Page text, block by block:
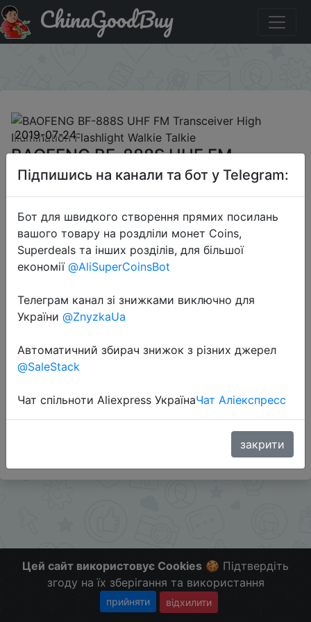
Знижка на BAOFENG BF-888S UHF FM Transceiver High
Illumination Flashlight Walkie Talkie
ChinaGoodBuy
2019-07-24
BAOFENG BF-888S UHF FM
Transceiver High Illumination
Flashlight Walkie Talkie
$12.34
Flash sale
t.me/ChinaGoodBuy
Цей сайт використовує Cookies 🍪 Підтвердіть
згоду на їх зберігання та використання
прийняти відхилити
Підпишись на канали та бот у Telegram:
Бот для швидкого створення прямих посилань
вашого товару на роздліли монет Coins,
Superdeals та інших розділів, для більшої
економії @AliSuperCoinsBot
Телеграм канал зі знижками виключно для
України @ZnyzkaUa
Автоматичний збирач знижок з різних джерел
@SaleStack
Чат спільноти Aliexpress УкраїнаЧат Аліекспресс
закрити